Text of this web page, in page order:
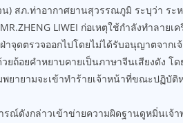
) สภ.ท่าอากาศยานสุวรรณภูมิ ระบุว่า ร
LIWEI ก่อเหตุใช้กำลังทำลาย
าจุดตรวจออกไปโดยไม่ได้รับอนุญาตจาก
ยถ้อยคำหยาบคายเป็นภาษาจีนเสียงดัง โ
ยายามจะเข้าทำร้ายเจ้าหน้าที่ขณะปฏิบั
รณ์ดังกล่าวเข้าข่ายความผิดฐานดูหมิ่นเ